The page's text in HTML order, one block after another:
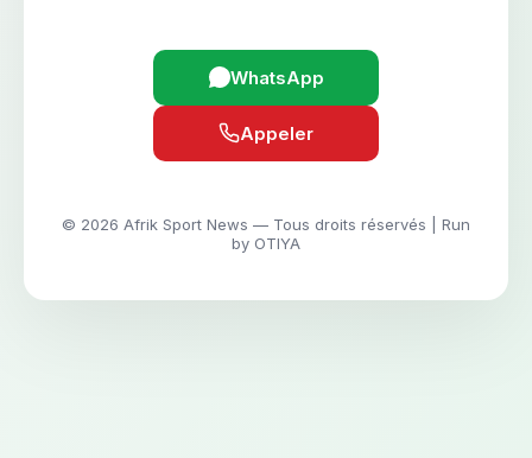
WhatsApp
Appeler
© 2026 Afrik Sport News — Tous droits réservés | Run
by OTIYA